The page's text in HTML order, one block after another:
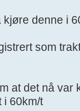
denne i
som
at det nå var
i 60km/t